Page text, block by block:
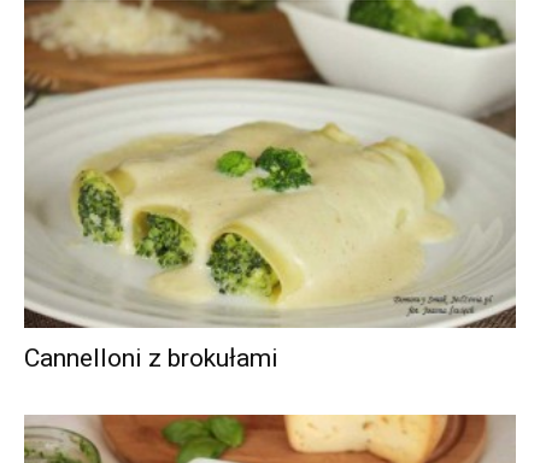
Cannelloni z brokułami